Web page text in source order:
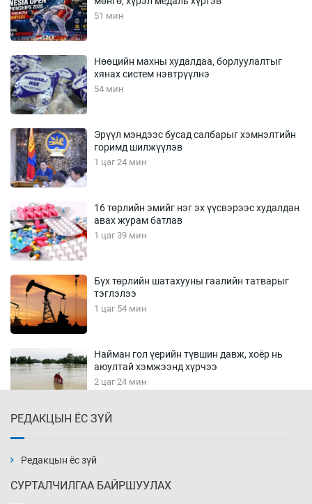
51 мин
Нөөцийн махны худалдаа, борлуулалтыг
хянах систем нэвтрүүлнэ
54 мин
Эрүүл мэндээс бусад салбарыг хэмнэлтийн
горимд шилжүүлэв
1 цаг 24 мин
16 төрлийн эмийг нэг эх үүсвэрээс худалдан
авах журам батлав
1 цаг 39 мин
Бүх төрлийн шатахууны гаалийн татварыг
тэглэлээ
1 цаг 54 мин
Найман гол үерийн түвшин давж, хоёр нь
аюултай хэмжээнд хүрчээ
2 цаг 24 мин
2 цаг 54 мин
РЕДАКЦЫН ЁС ЗҮЙ
Редакцын ёс зүй
СУРТАЛЧИЛГАА БАЙРШУУЛАХ